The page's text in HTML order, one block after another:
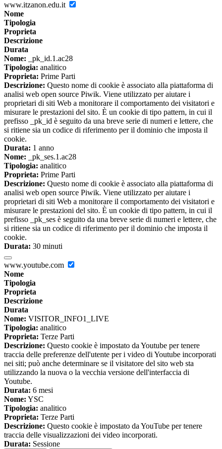
www.itzanon.edu.it
Nome
Tipologia
Proprieta
Descrizione
Durata
Nome: _pk_id.1.ac28
Tipologia: analitico
Proprieta: Prime Parti
Descrizione: Questo nome di cookie è associato alla piattaforma di
analisi web open source Piwik. Viene utilizzato per aiutare i
proprietari di siti Web a monitorare il comportamento dei visitatori e
misurare le prestazioni del sito. È un cookie di tipo pattern, in cui il
prefisso _pk_id è seguito da una breve serie di numeri e lettere, che
si ritiene sia un codice di riferimento per il dominio che imposta il
cookie.
Durata: 1 anno
Nome: _pk_ses.1.ac28
Tipologia: analitico
Proprieta: Prime Parti
Descrizione: Questo nome di cookie è associato alla piattaforma di
analisi web open source Piwik. Viene utilizzato per aiutare i
proprietari di siti Web a monitorare il comportamento dei visitatori e
misurare le prestazioni del sito. È un cookie di tipo pattern, in cui il
prefisso _pk_ses è seguito da una breve serie di numeri e lettere, che
si ritiene sia un codice di riferimento per il dominio che imposta il
cookie.
Durata: 30 minuti
www.youtube.com
Nome
Tipologia
Proprieta
Descrizione
Durata
Nome: VISITOR_INFO1_LIVE
Tipologia: analitico
Proprieta: Terze Parti
Descrizione: Questo cookie è impostato da Youtube per tenere
traccia delle preferenze dell'utente per i video di Youtube incorporati
nei siti; può anche determinare se il visitatore del sito web sta
utilizzando la nuova o la vecchia versione dell'interfaccia di
Youtube.
Durata: 6 mesi
Nome: YSC
Tipologia: analitico
Proprieta: Terze Parti
Descrizione: Questo cookie è impostato da YouTube per tenere
traccia delle visualizzazioni dei video incorporati.
Durata: Sessione